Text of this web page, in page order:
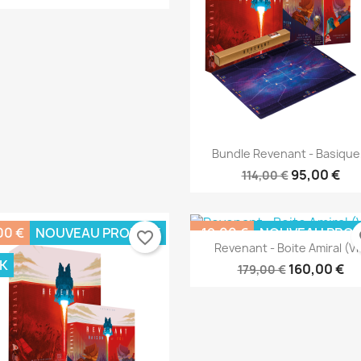
Bundle Revenant -
114,00 € 95,00 €
Aperçu rapide
€
NOUVEAU PRODUIT
favorite_border
Revenant - Boite Amiral
179,00 € 160,00 €
-19,00 € NOUVEAU